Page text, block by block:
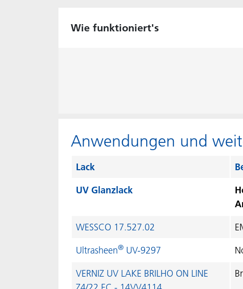
Wie funktioniert's
Anwendungen und
Lack
UV Glanzlack
WESSCO 17.527.02
Ultrasheen® UV-9297
VERNIZ UV LAKE BRILHO ON LINE